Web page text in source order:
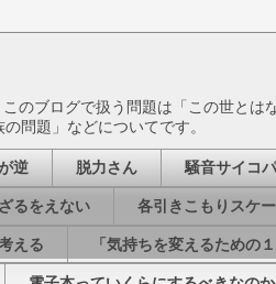
のブログで扱う問題は「この世と
問題」などについてです。
逆 脱力さん 騒音サイコ
るをえない 各引きこもりスケー
える 「気持ちを変えるための